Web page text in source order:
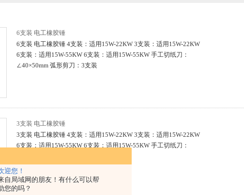
迎您！
自局域网的朋友！有什么可以帮
您的吗？
6支装 电工橡胶锤
6支装 电工橡胶锤 4支装：适用15W-22KW 3支装：适用15W-22KW
6支装：适用15W-55KW 6支装：适用15W-55KW 手工切纸刀：
∠40×50mm 弧形剪刀：3支装
3支装 电工橡胶锤
3支装 电工橡胶锤 4支装：适用15W-22KW 3支装：适用15W-22KW
6支装：适用15W-55KW 6支装：适用15W-55KW 手工切纸刀：